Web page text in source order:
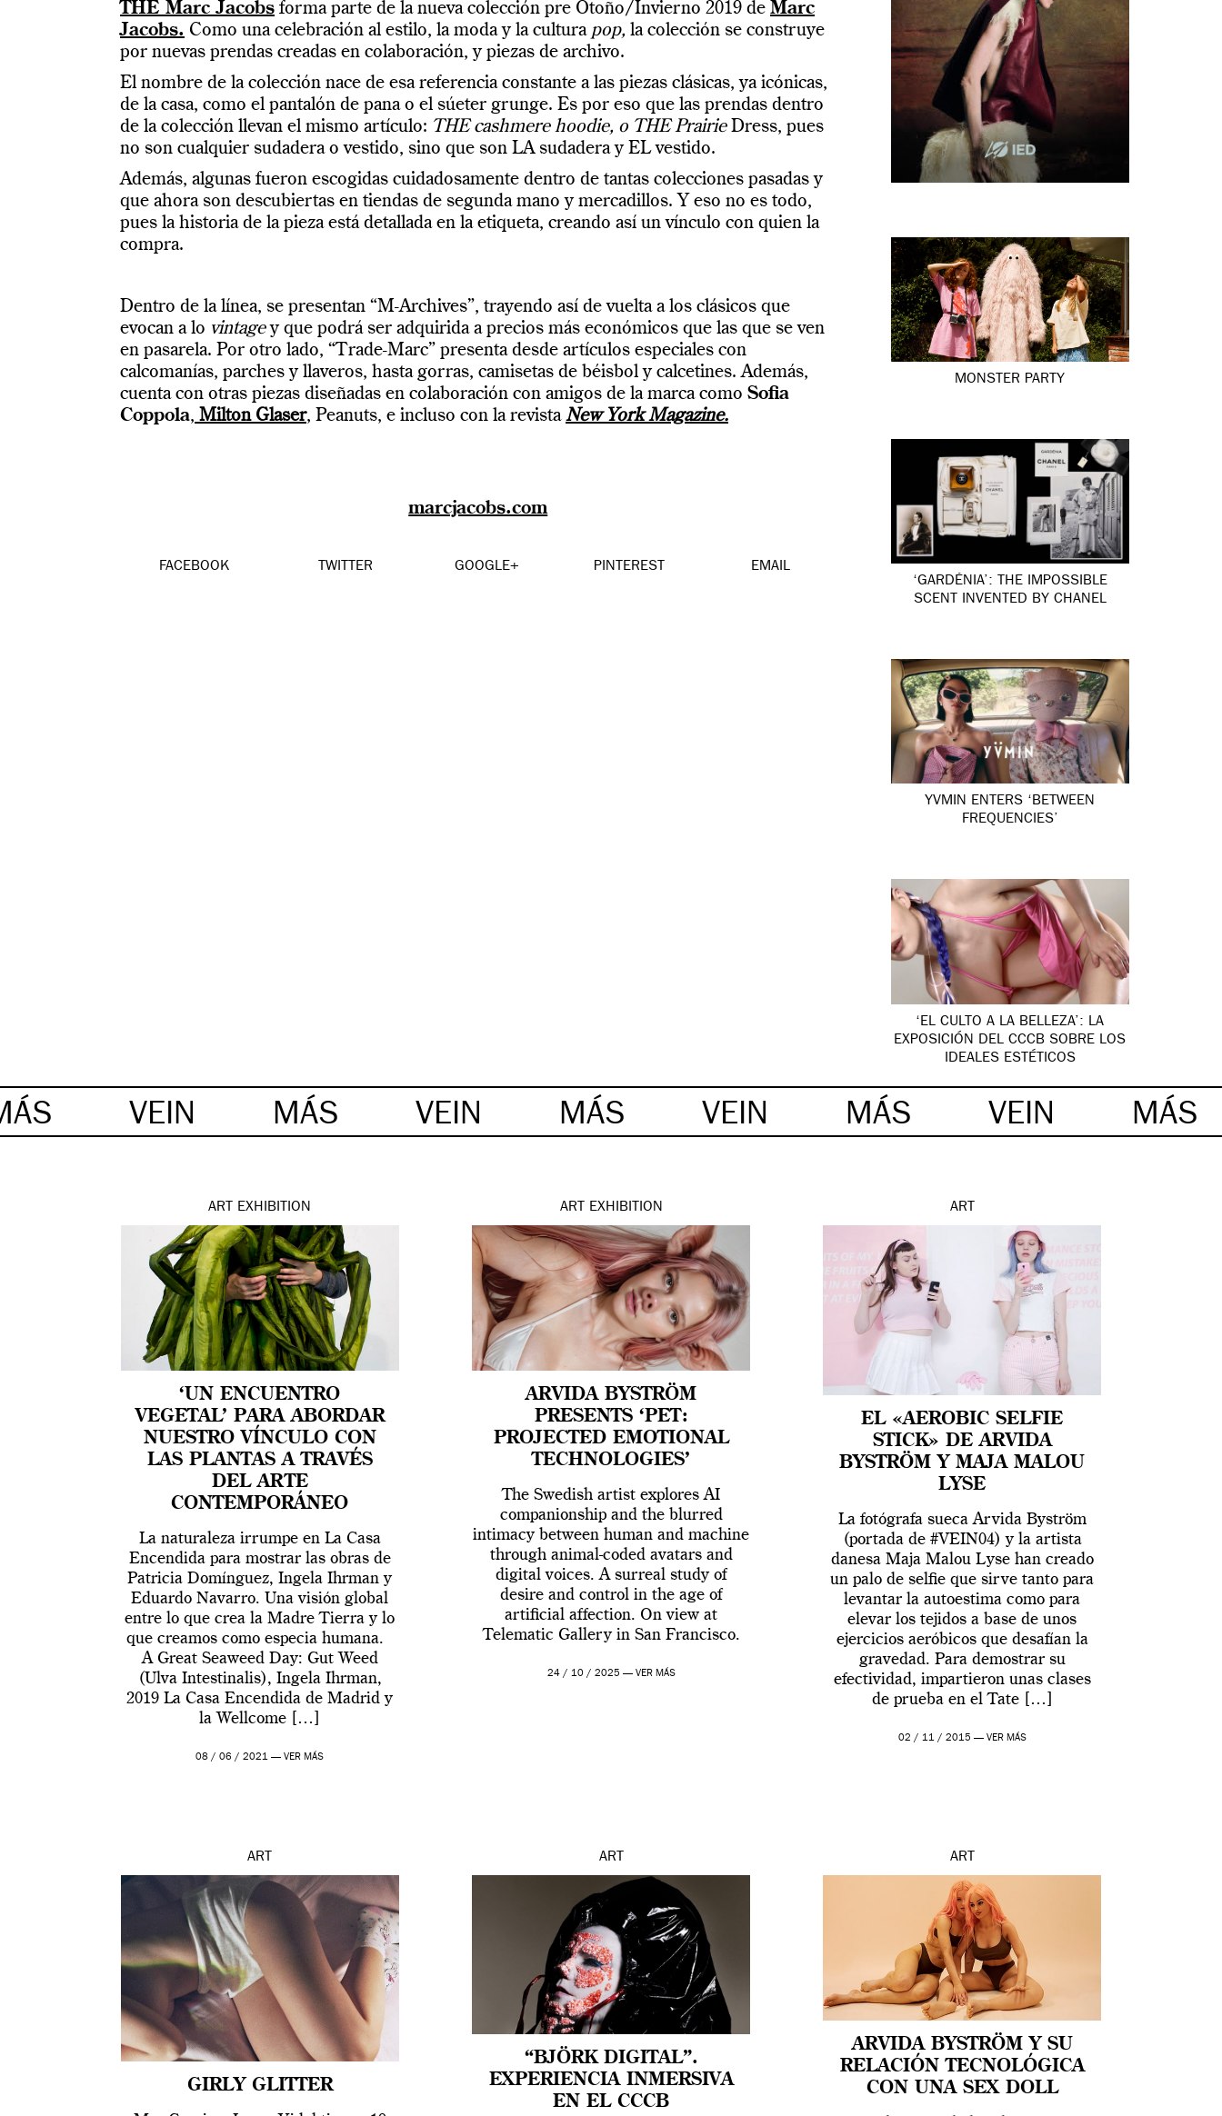
THE Marc Jacobs forma parte de la nueva colección pre Otoño/Invierno 2019 de Marc
Jacobs. Como una celebración al estilo, la moda y la cultura pop, la colección se construye
por nuevas prendas creadas en colaboración, y piezas de archivo.
El nombre de la colección nace de esa referencia constante a las piezas clásicas, ya icónicas,
de la casa, como el pantalón de pana o el súeter grunge. Es por eso que las prendas dentro
de la colección llevan el mismo artículo: THE cashmere hoodie, o THE PrairieDress, pues
no son cualquier sudadera o vestido, sino que son LA sudadera y EL vestido.
Además, algunas fueron escogidas cuidadosamente dentro de tantas colecciones pasadas y
que ahora son descubiertas en tiendas de segunda mano y mercadillos. Y eso no es todo,
pues la historia de la pieza está detallada en la etiqueta, creando así un vínculo con quien la
compra.
Dentro de la línea, se presentan “M-Archives”, trayendo así de vuelta a los clásicos que
evocan a lo vintagey que podrá ser adquirida a precios más económicos que las que se ven
en pasarela. Por otro lado, “Trade-Marc” presenta desde artículos especiales con
calcomanías, parches y llaveros, hasta gorras, camisetas de béisbol y calcetines. Además,
cuenta con otras piezas diseñadas en colaboración con amigos de la marca como Sofia
Coppola, Milton Glaser, Peanuts, e incluso con la revista New York Magazine.
marcjacobs.com
FACEBOOK TWITTER GOOGLE+ PINTEREST EMAIL
MONSTER PARTY
‘GARDÉNIA’: THE IMPOSSIBLE
SCENT INVENTED BY CHANEL
YVMIN ENTERS ‘BETWEEN
FREQUENCIES’
‘EL CULTO A LA BELLEZA’: LA
EXPOSICIÓN DEL CCCB SOBRE LOS
IDEALES ESTÉTICOS
VEIN MÁS VEIN MÁS VEIN MÁS VEIN MÁS
ART EXHIBITION
‘UN ENCUENTRO
VEGETAL’ PARA ABORDAR
NUESTRO VÍNCULO CON
LAS PLANTAS A TRAVÉS
DEL ARTE
CONTEMPORÁNEO
La naturaleza irrumpe en La Casa
Encendida para mostrar las obras de
Patricia Domínguez, Ingela Ihrman y
Eduardo Navarro. Una visión global
entre lo que crea la Madre Tierra y lo
que creamos como especia humana.
A Great Seaweed Day: Gut Weed
(Ulva Intestinalis), Ingela Ihrman,
2019 La Casa Encendida de Madrid y
la Wellcome […]
08 / 06 / 2021 —VER MÁS
ART EXHIBITION
ARVIDA BYSTRÖM
PRESENTS ‘PET:
PROJECTED EMOTIONAL
TECHNOLOGIES’
The Swedish artist explores AI
companionship and the blurred
intimacy between human and machine
through animal-coded avatars and
digital voices. A surreal study of
desire and control in the age of
artificial affection. On view at
Telematic Gallery in San Francisco.
24 / 10 / 2025 — VER MÁS
ART
EL «AEROBIC SELFIE
STICK» DE ARVIDA
BYSTRÖM Y MAJA MALOU
LYSE
La fotógrafa sueca Arvida Byström
(portada de #VEIN04) y la artista
danesa Maja Malou Lyse han creado
un palo de selfie que sirve tanto para
levantar la autoestima como para
elevar los tejidos a base de unos
ejercicios aeróbicos que desafían la
gravedad. Para demostrar su
efectividad, impartieron unas clases
de prueba en el Tate […]
02 / 11 / 2015 — VER MÁS
ART
GIRLY GLITTER
ART
“BJÖRK DIGITAL”.
EXPERIENCIA INMERSIVA
EN EL CCCB
ART
ARVIDA BYSTRÖM Y SU
RELACIÓN TECNOLÓGICA
CON UNA SEX DOLL